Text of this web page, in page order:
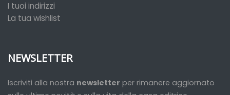
I tuoi indirizzi
La tua wishlist
NEWSLETTER
Iscriviti alla nostra newsletter per rimanere aggiornato